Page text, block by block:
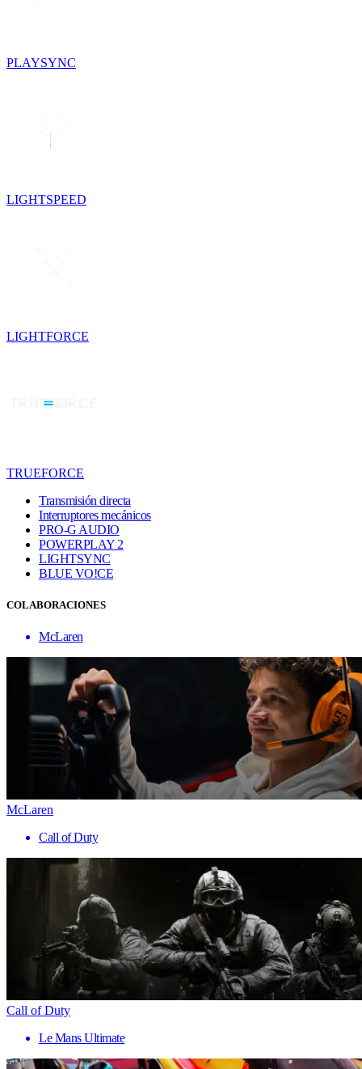
PLAYSYNC
LIGHTSPEED
LIGHTFORCE
TRUEFORCE
Transmisión directa
Interruptores mecánicos
PRO-G AUDIO
POWERPLAY 2
LIGHTSYNC
BLUE VO!CE
COLABORACIONES
McLaren
McLaren
Call of Duty
Call of Duty
Le Mans Ultimate